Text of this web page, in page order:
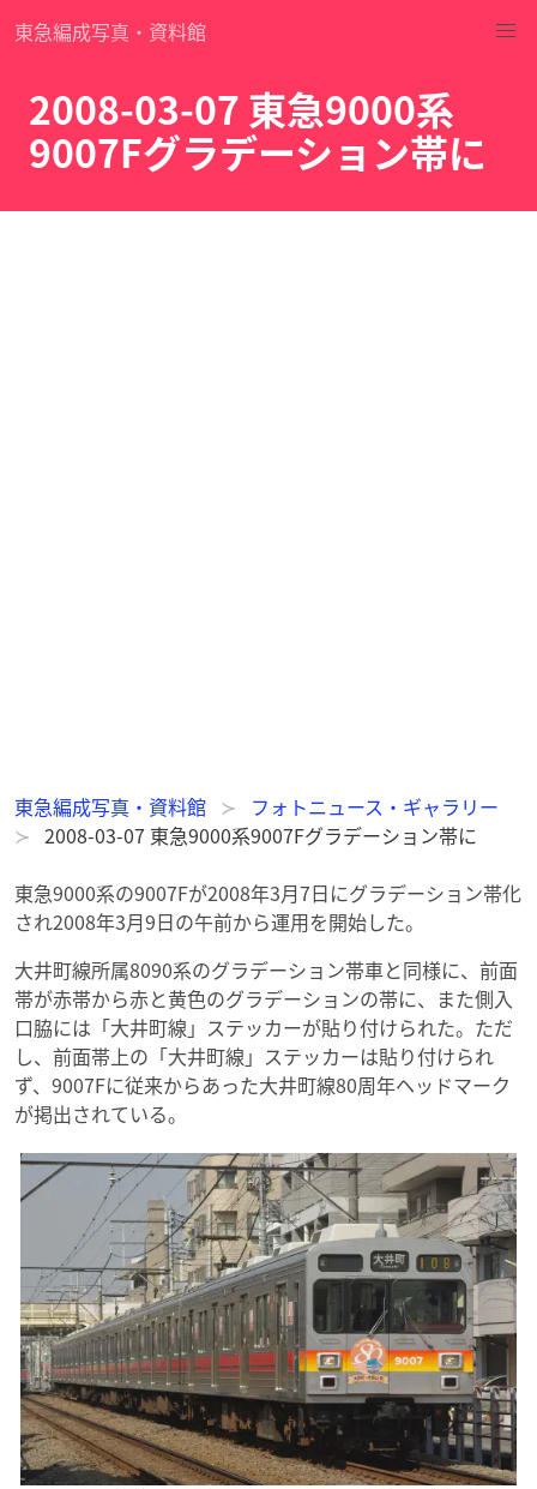
東急編成写真・資料館
2008-03-07 東急9000系
9007Fグラデーション帯に
東急編成写真・資料館
フォトニュース・ギャラリー
2008-03-07 東急9000系9007Fグラデーション帯に
東急9000系の9007Fが2008年3月7日にグラデーション帯化
され2008年3月9日の午前から運用を開始した。
大井町線所属8090系のグラデーション帯車と同様に、前面
帯が赤帯から赤と黄色のグラデーションの帯に、また側入
口脇には「大井町線」ステッカーが貼り付けられた。ただ
し、前面帯上の「大井町線」ステッカーは貼り付けられ
ず、9007Fに従来からあった大井町線80周年ヘッドマーク
が掲出されている。